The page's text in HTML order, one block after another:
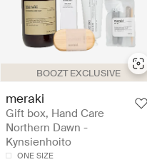
BOOZT EXCLUSIVE
meraki
Gift box, Hand Care
Northern Dawn -
Kynsienhoito
ONE SIZE